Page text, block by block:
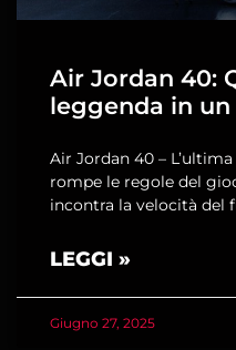
Air Jordan 40:
leggenda in
Air Jordan 40 –
rompe le regole del
incontra la velocità del
LEGGI »
Giugno 27, 2025